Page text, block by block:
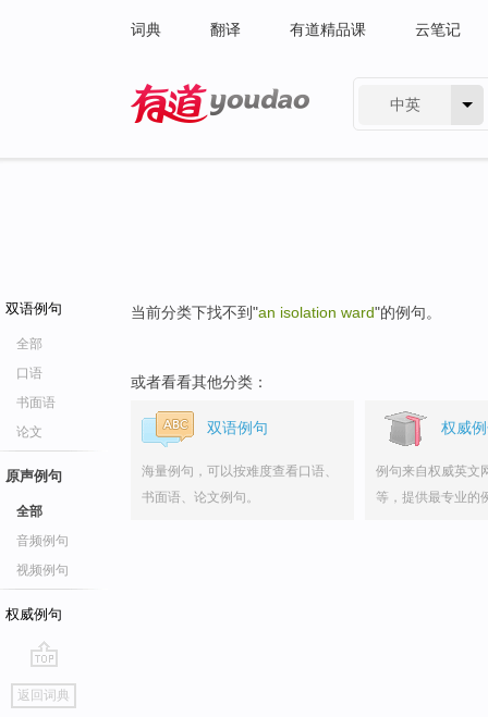
词典 翻译 有道精品课 云笔记
中英
双语例句
全部
口语
书面语
论文
原声例句
全部
音频例句
视频例句
权威例句
go
top
返回词典
当前分类下找不到"an isolation ward"的例句。
或者看看其他分类：
双语例句
海量例句，可以按难度查看口语、
书面语、论文例句。
权威
例句来自权威英文
等，提供最专业的